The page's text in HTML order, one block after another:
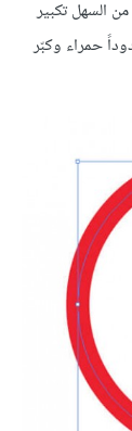
السهل تكبير
حمراء وكبّر